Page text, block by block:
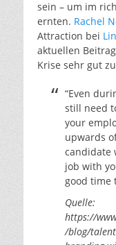
sein – um im
ernten. Rachel
Attraction bei
aktuellen
Krise sehr gut
“Even
still need
your
upwards
candidate
job with
good time
Quelle:
https://
/blog/